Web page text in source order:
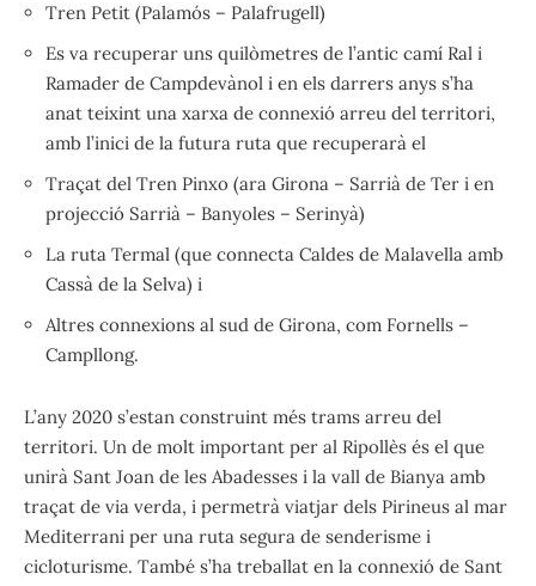
Tren Petit (Palamós – Palafrugell)
Es va recuperar uns quilòmetres de l’antic camí Ral i
Ramader de Campdevànol i en els darrers anys s’ha
anat teixint una xarxa de connexió arreu del territori,
amb l’inici de la futura ruta que recuperarà el
Traçat del Tren Pinxo (ara Girona – Sarrià de Ter i en
projecció Sarrià – Banyoles – Serinyà)
La ruta Termal (que connecta Caldes de Malavella amb
Cassà de la Selva) i
Altres connexions al sud de Girona, com Fornells –
Campllong.
L’any 2020 s’estan construint més trams arreu del
territori. Un de molt important per al Ripollès és el que
unirà Sant Joan de les Abadesses i la vall de Bianya amb
traçat de via verda, i permetrà viatjar dels Pirineus al mar
Mediterrani per una ruta segura de senderisme i
cicloturisme. També s’ha treballat en la connexió de Sant